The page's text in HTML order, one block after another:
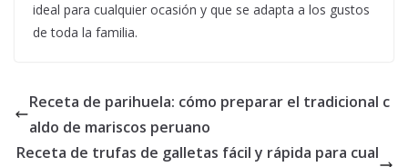
ideal para cualquier ocasión y que se adapta a los gustos
de toda la familia.
Receta de parihuela: cómo preparar el tradicional c
aldo de mariscos peruano
Receta de trufas de galletas fácil y rápida para cual